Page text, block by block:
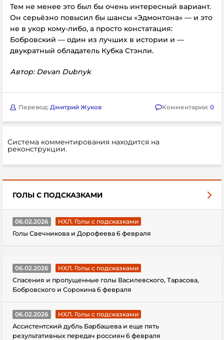
Тем не менее это был бы очень интересный вариант.
Он серьёзно повысил бы шансы «Эдмонтона» — и это
не в укор кому-либо, а просто констатация:
Бобровский — один из лучших в истории и —
двукратный обладатель Кубка Стэнли.
Автор: Devan Dubnyk
Перевод: Дмитрий Жуков Комментарии: 0
Система комментирования находится на
реконструкции.
ГОЛЫ С ПОДСКАЗКАМИ
06.02.2026
НХЛ. Голы с подсказками
Голы Свечникова и Дорофеева 6 февраля
06.02.2026
НХЛ. Голы с подсказками
Спасения и пропущенные голы Василевского, Тарасова,
Бобровского и Сорокина 6 февраля
06.02.2026
НХЛ. Голы с подсказками
Ассистентский дубль Барбашева и еще пять
результативных передач россиян 6 февраля